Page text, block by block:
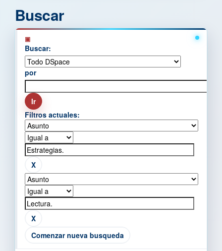
Buscar
Buscar:
por
Filtros actuales:
Comenzar nueva busqueda